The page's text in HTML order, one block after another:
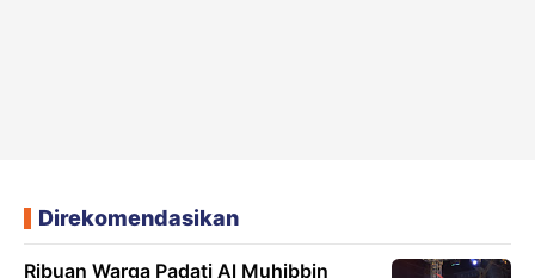
Direkomendasikan
Ribuan Warga Padati Al Muhibbin